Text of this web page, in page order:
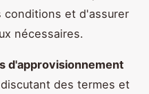
conditions et d'assurer
nécessaires.
d'approvisionnement
des termes et